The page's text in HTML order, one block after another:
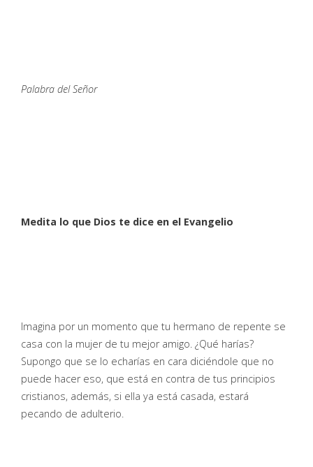
Palabra del Señor
Medita lo que Dios te dice en el Evangelio
Imagina por un momento que tu hermano de repente se
casa con la mujer de tu mejor amigo. ¿Qué harías?
Supongo que se lo echarías en cara diciéndole que no
puede hacer eso, que está en contra de tus principios
cristianos, además, si ella ya está casada, estará
pecando de adulterio.